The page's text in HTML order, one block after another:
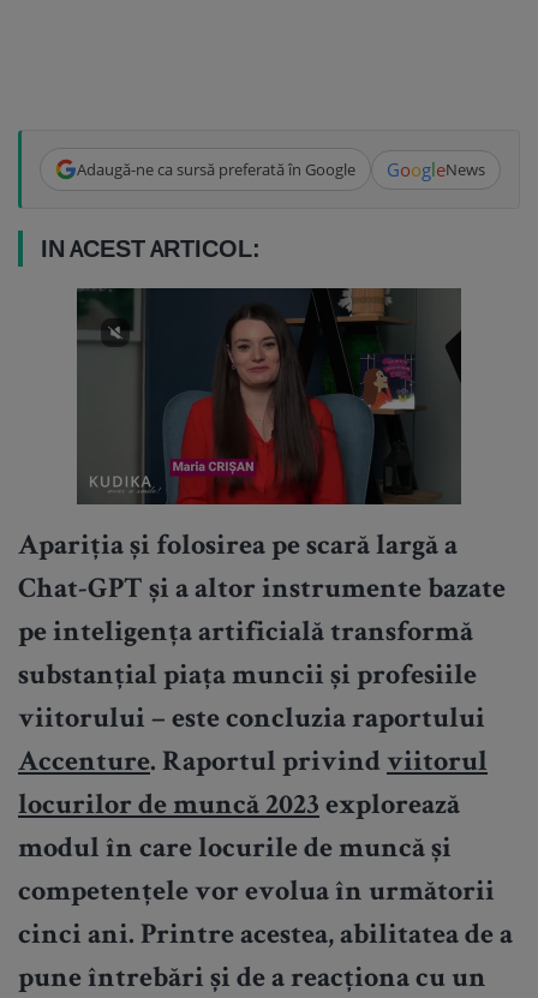
Adaugă-ne ca sursă preferată în Google GoogleNews
IN ACEST ARTICOL:
Apariția și folosirea pe scară largă a
Chat-GPT și a altor instrumente bazate
pe inteligența artificială transformă
substanțial piața muncii și profesiile
viitorului – este concluzia raportului
Accenture. Raportul privind viitorul
locurilor de muncă 2023 explorează
modul în care locurile de muncă și
competențele vor evolua în următorii
cinci ani. Printre acestea, abilitatea de a
pune întrebări și de a reacționa cu un